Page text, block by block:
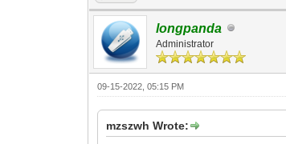
longpanda
Administrator
09-15-2022, 05:15 PM
mzszwh Wrote: